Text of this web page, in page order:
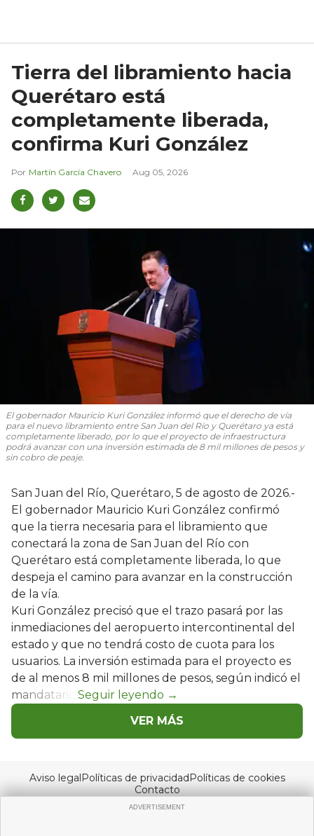
Tierra del libramiento hacia
Querétaro está
completamente liberada,
confirma Kuri González
Martín García Chavero Aug 05, 2026
El gobernador Mauricio Kuri González informó que el derecho de vía
para el nuevo libramiento entre San Juan del Río y Querétaro ya está
completamente liberado, por lo que el proyecto de infraestructura
podrá avanzar con una inversión estimada de 8 mil millones de pesos y
sin cobro de peaje.
San Juan del Río, Querétaro, 5 de agosto de 2026.-
El gobernador Mauricio Kuri González confirmó
que la tierra necesaria para el libramiento que
conectará la zona de San Juan del Río con
Querétaro está completamente liberada, lo que
despeja el camino para avanzar en la construcción
de la vía.
Kuri González precisó que el trazo pasará por las
inmediaciones del aeropuerto intercontinental del
estado y que no tendrá costo de cuota para los
usuarios. La inversión estimada para el proyecto es
de al menos 8 mil millones de pesos, según indicó el
mandatario.
VER MÁS
Aviso legal Políticas de privacidad Políticas de cookies
Contacto